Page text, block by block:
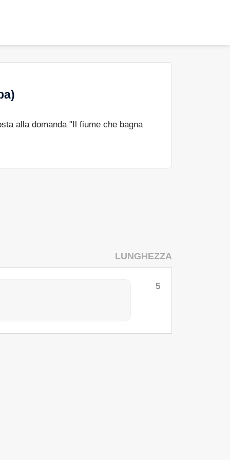
alla domanda "Il fiume che bagna
LUNGHEZZA
5